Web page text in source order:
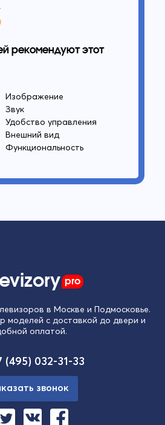
рекомендуют этот
Изображение
Звук
Удобство управления
Внешний вид
Функциональность
pro
в Москве и Подмосковье.
моделей с доставкой до двери и
оплатой.
(495) 032-31-33
звонок